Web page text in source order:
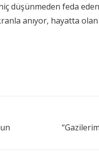
düşünmeden feda
anıyor, hayatta